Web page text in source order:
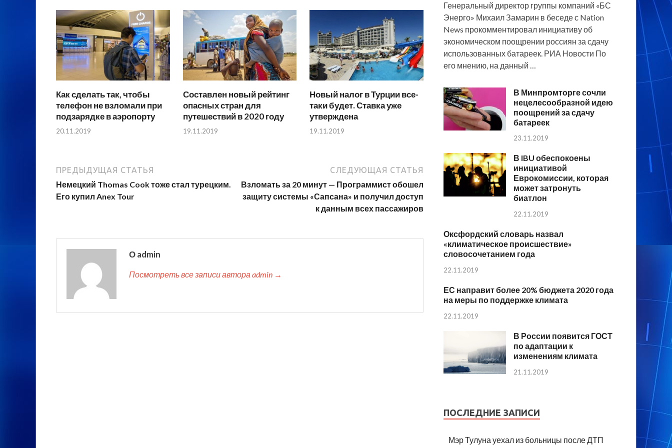
Как сделать так, чтобы
телефон не взломали при
подзарядке в аэропорту
20.11.2019
Составлен новый рейтинг
опасных стран для
путешествий в 2020 году
19.11.2019
Новый налог в Турции все-
таки будет. Ставка уже
утверждена
19.11.2019
ПРЕДЫДУЩАЯ СТАТЬЯ
Немецкий Thomas Cook тоже стал турецким.
Его купил Anex Tour
СЛЕДУЮЩАЯ СТАТЬЯ
Взломать за 20 минут — Программист обошел
защиту системы «Сапсана» и получил доступ
к данным всех пассажиров
О admin
Посмотреть все записи автора admin →
Генеральный директор группы компаний «БС
Энерго» Михаил Замарин в беседе с Nation
News прокомментировал инициативу об
экономическом поощрении россиян за сдачу
использованных батареек. РИА Новости По
его мнению, на данный …
В Минпромторге сочли
нецелесообразной идею
поощрений за сдачу
батареек
23.11.2019
В IBU обеспокоены
инициативой
Еврокомиссии, которая
может затронуть
биатлон
22.11.2019
Оксфордский словарь назвал
«климатическое происшествие»
словосочетанием года
22.11.2019
ЕС направит более 20% бюджета 2020 года
на меры по поддержке климата
22.11.2019
В России появится ГОСТ
по адаптации к
изменениям климата
21.11.2019
ПОСЛЕДНИЕ ЗАПИСИ
Мэр Тулуна уехал из больницы после ДТП